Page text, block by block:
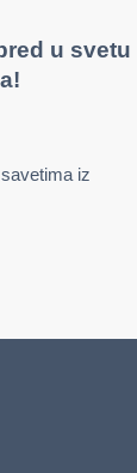
u svetu
iz